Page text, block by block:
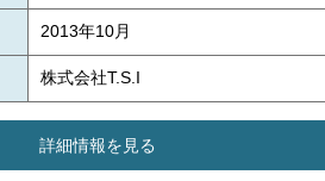
2013年10月
株式会社T.S.I
詳細情報を見る